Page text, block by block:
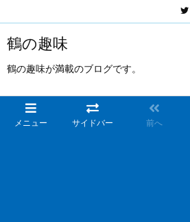
鶴の趣味
鶴の趣味が満載のブログです。
メニュー サイドバー 前へ